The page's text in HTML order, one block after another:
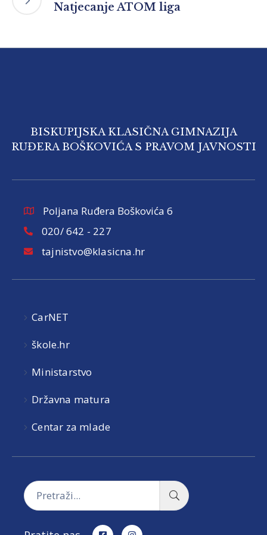
Natjecanje ATOM liga
BISKUPIJSKA KLASIČNA GIMNAZIJA
RUĐERA BOŠKOVIĆA S PRAVOM JAVNOSTI
Poljana Ruđera Boškovića 6
020/ 642 - 227
tajnistvo@klasicna.hr
CarNET
škole.hr
Ministarstvo
Državna matura
Centar za mlade